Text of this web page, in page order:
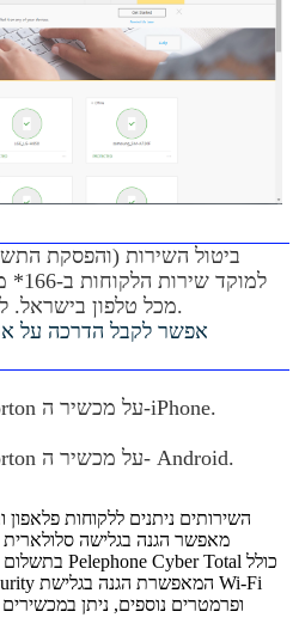
ביטול השירות (והפסקת
מכל טלפון בישראל..
אפשר לקבל הדרכה על
• סרטון הדרכה להתקנת Norton על מכשיר ה-iPhone.
• סרטון הדרכה להתקנת Norton על מכשיר ה- Android.
השירותים ניתנים ללקוחות
ופרמטרים נוספים, ניתן